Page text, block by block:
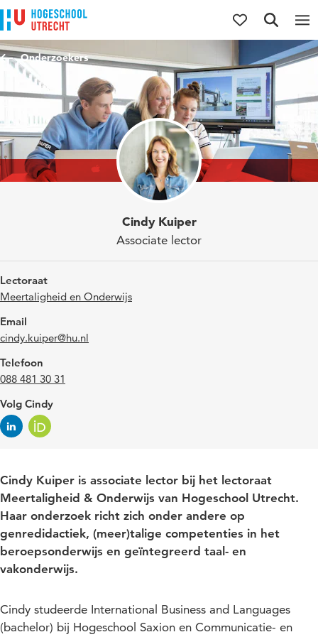
Direct naar de inhoud
Direct naar de hoofdnavigatie
Direct naar de zoekfunctie
Onderzoekers
Cindy Kuiper
Associate lector
Lectoraat
Meertaligheid en Onderwijs
Email
cindy.kuiper@hu.nl
Telefoon
088 481 30 31
Volg Cindy
Cindy Kuiper is associate lector bij het lectoraat
Meertaligheid & Onderwijs van Hogeschool Utrecht.
Haar onderzoek richt zich onder andere op
genredidactiek, (meer)talige competenties in het
beroepsonderwijs en geïntegreerd taal- en
vakonderwijs.
Cindy studeerde International Business and Languages
(bachelor) bij Hogeschool Saxion en Communicatie- en